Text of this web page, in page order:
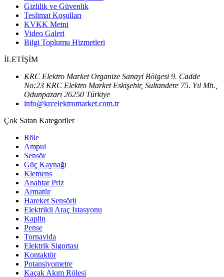
Gizlilik ve Güvenlik
Teslimat Koşulları
KVKK Metni
Video Galeri
Bilgi Toplumu Hizmetleri
İLETİŞİM
KRC Elektro Market Organize Sanayi Bölgesi 9. Cadde
No:23 KRC Elektro Market Eskişehir, Sultandere 75. Yıl Mh.,
Odunpazarı 26250 Türkiye
info@krcelektromarket.com.tr
Çok Satan Kategoriler
Röle
Ampul
Sensör
Güç Kaynağı
Klemens
Anahtar Priz
Armatür
Hareket Sensörü
Elektrikli Araç İstasyonu
Kaplin
Pense
Tornavida
Elektrik Sigortası
Kontaktör
Potansiyometre
Kaçak Akım Rölesi